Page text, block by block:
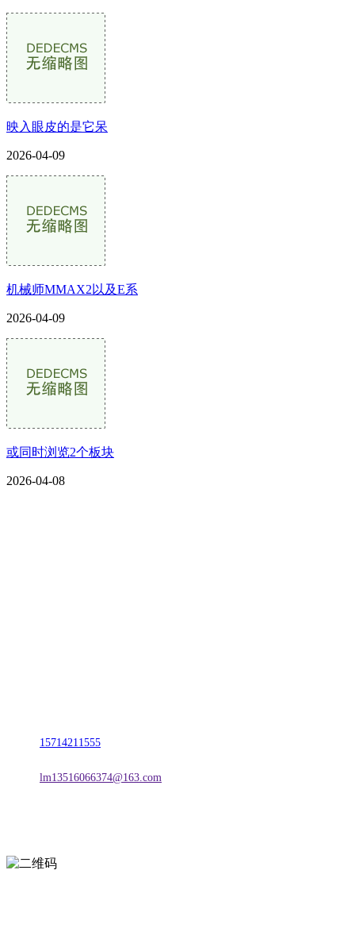
映入眼皮的是它呆
2026-04-09
机械师MMAX2以及E系
2026-04-09
或同时浏览2个板块
2026-04-08
15714211555
lm13516066374@163.com